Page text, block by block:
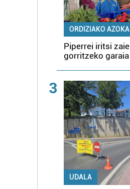
ORDIZIAKO AZOKA
Piperrei iritsi zaie
gorritzeko garaia
3
UDALA